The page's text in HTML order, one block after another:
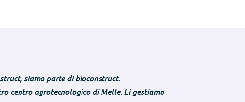
siamo parte di bioconstruct.
centro agrotecnologico di Melle. Li gestiamo